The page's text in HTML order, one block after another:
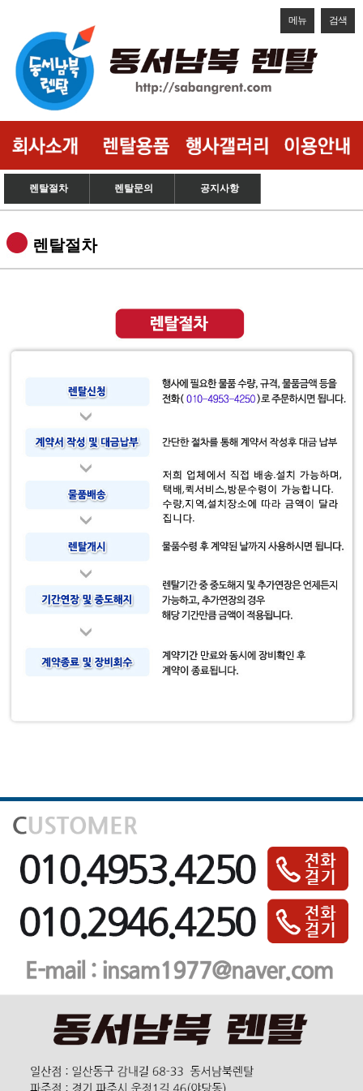
메뉴 검색
렌탈절차 렌탈문의 공지사항
렌탈절차